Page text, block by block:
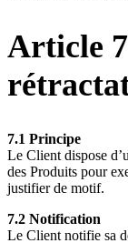
Article
7.1 Principe
Le Client dispose
des Produits pour
justifier de motif.
7.2 Notification
Le Client notifie sa